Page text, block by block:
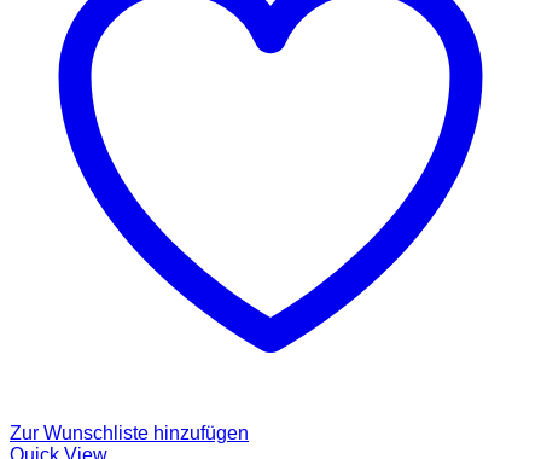
Zur Wunschliste hinzufügen